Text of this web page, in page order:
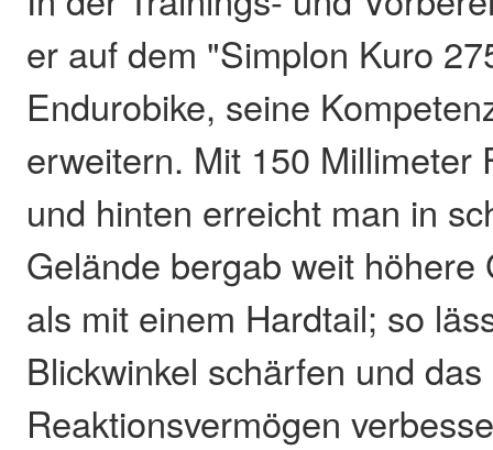
er auf dem "Simplon Kuro
Endurobike, seine
erweitern. Mit 150 Millimeter
und hinten erreicht man in
Gelände bergab weit höhere
als mit einem Hardtail; so
Blickwinkel schärfen und das
Reaktionsvermögen